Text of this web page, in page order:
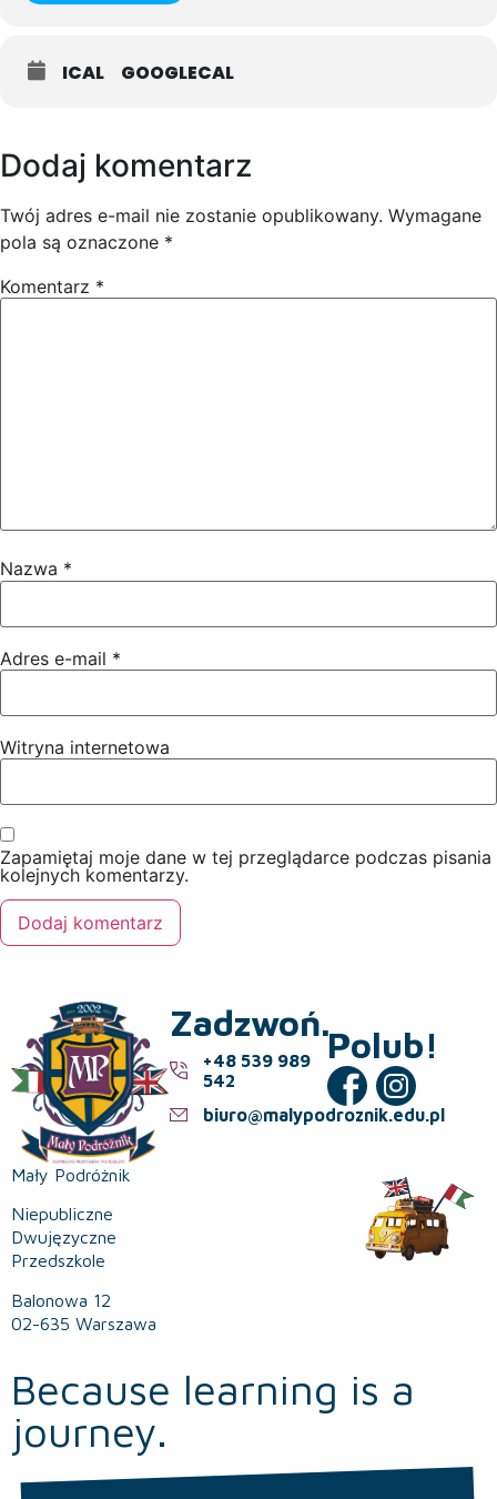
ICAL GOOGLECAL
Dodaj komentarz
Twój adres e-mail nie zostanie opublikowany. Wymagane
pola są oznaczone *
Komentarz *
Nazwa *
Adres e-mail *
Witryna internetowa
Zapamiętaj moje dane w tej przeglądarce podczas pisania
kolejnych komentarzy.
Mały Podróżnik
Niepubliczne
Dwujęzyczne
Przedszkole
Balonowa 12
02-635 Warszawa
Zadzwoń.
+48 539 989
542
biuro@malypodroznik.edu.pl
Polub!
Because learning is a
journey.